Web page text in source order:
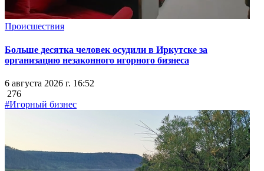
Происшествия
Больше десятка человек осудили в Иркутске за
организацию незаконного игорного бизнеса
6 августа 2026 г. 16:52
276
#Игорный бизнес